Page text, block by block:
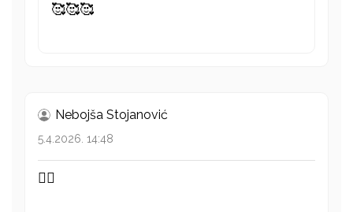
🥰🥰🥰
Nebojša Stojanović
5.4.2026. 14:48
👍🏻